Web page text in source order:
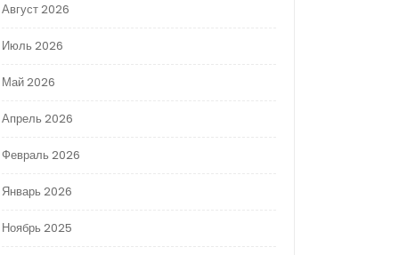
Август 2026
Июль 2026
Май 2026
Апрель 2026
Февраль 2026
Январь 2026
Ноябрь 2025